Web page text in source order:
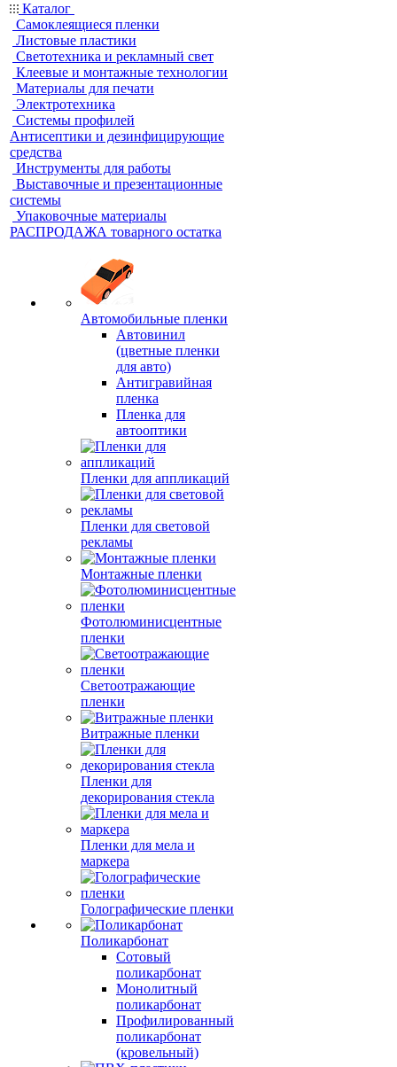
Каталог
Самоклеящиеся пленки
Листовые пластики
Светотехника и рекламный свет
Клеевые и монтажные технологии
Материалы для печати
Электротехника
Системы профилей
Антисептики и дезинфицирующие
средства
Инструменты для работы
Выставочные и презентационные
системы
Упаковочные материалы
РАСПРОДАЖА товарного остатка
Автомобильные пленки
Автовинил
(цветные пленки
для авто)
Антигравийная
пленка
Пленка для
автооптики
Пленки для аппликаций
Пленки для световой
рекламы
Монтажные пленки
Фотолюминисцентные
пленки
Светоотражающие
пленки
Витражные пленки
Пленки для
декорирования стекла
Пленки для мела и
маркера
Голографические пленки
Поликарбонат
Сотовый
поликарбонат
Монолитный
поликарбонат
Профилированный
поликарбонат
(кровельный)